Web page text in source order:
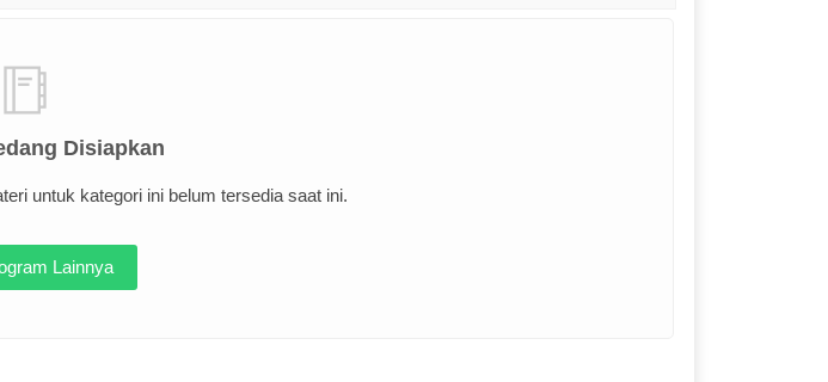
Disiapkan
untuk kategori ini belum tersedia saat ini.
Lainnya